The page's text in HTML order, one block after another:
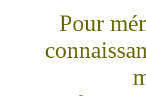
Pour